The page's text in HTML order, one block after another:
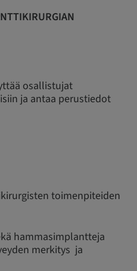
osallistujat
ja antaa perustiedot
toimenpiteiden
hammasimplantteja
merkitys ja